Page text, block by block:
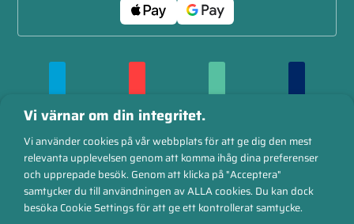
Vi värnar om din integritet.
Vi använder cookies på vår webbplats för att ge dig den mest
relevanta upplevelsen genom att komma ihåg dina preferenser
och upprepade besök. Genom att klicka på "Acceptera"
samtycker du till användningen av ALLA cookies. Du kan dock
besöka Cookie Settings för att ge ett kontrollerat samtycke.